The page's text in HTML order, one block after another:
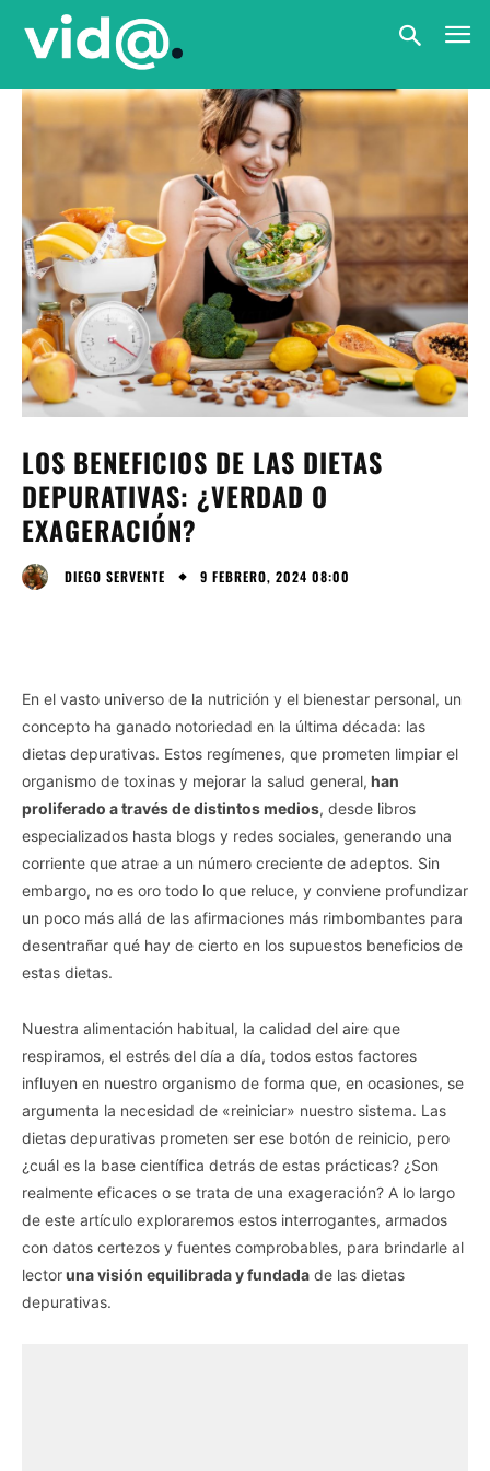
LOS BENEFICIOS DE LAS DIETAS
DEPURATIVAS: ¿VERDAD O
EXAGERACIÓN?
DIEGO SERVENTE 9 FEBRERO, 2024 08:00
En el vasto universo de la nutrición y el bienestar personal, un
concepto ha ganado notoriedad en la última década: las
dietas depurativas. Estos regímenes, que prometen limpiar el
organismo de toxinas y mejorar la salud general, han
proliferado a través de distintos medios, desde libros
especializados hasta blogs y redes sociales, generando una
corriente que atrae a un número creciente de adeptos. Sin
embargo, no es oro todo lo que reluce, y conviene profundizar
un poco más allá de las afirmaciones más rimbombantes para
desentrañar qué hay de cierto en los supuestos beneficios de
estas dietas.
Nuestra alimentación habitual, la calidad del aire que
respiramos, el estrés del día a día, todos estos factores
influyen en nuestro organismo de forma que, en ocasiones, se
argumenta la necesidad de «reiniciar» nuestro sistema. Las
dietas depurativas prometen ser ese botón de reinicio, pero
¿cuál es la base científica detrás de estas prácticas? ¿Son
realmente eficaces o se trata de una exageración? A lo largo
de este artículo exploraremos estos interrogantes, armados
con datos certezos y fuentes comprobables, para brindarle al
lectoruna visión equilibrada y fundada de las dietas
depurativas.